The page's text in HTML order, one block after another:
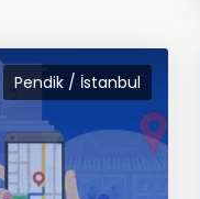
Pendik / İstanbul